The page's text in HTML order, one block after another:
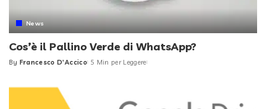
News
Cos’è il Pallino Verde di WhatsApp?
Posted
By Francesco D'Accico 5 Min per Leggere